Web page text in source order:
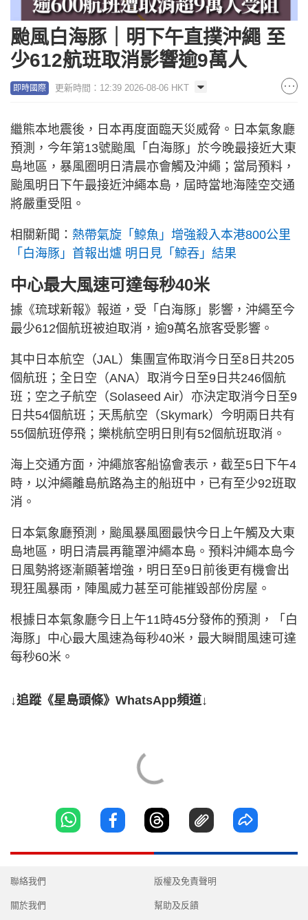
颱風白海豚｜明下午直撲沖繩 至
少612航班取消影響逾9萬人
即時國際 更新時間：12:39 2026-08-06 HKT
繼熊本地震後，日本再度面臨天災威脅。日本氣象廳
預測，今年第13號颱風「白海豚」於今晚最接近大東
島地區，暴風圈明日清晨亦會觸及沖繩；當局預料，
颱風明日下午最接近沖繩本島，屆時當地海陸空交通
將嚴重受阻。
相關新聞： 熱帶氣旋「鯨魚」增強殺入本港800公里
「白海豚」首報出爐 明日見「鯨吞」結果
中心最大風速可達每秒40米
據《琉球新報》報道，受「白海豚」影響，沖繩至今
最少612個航班被迫取消，逾9萬名旅客受影響。
其中日本航空（JAL）集團宣佈取消今日至8日共205
個航班；全日空（ANA）取消今日至9日共246個航
班；空之子航空（Solaseed Air）亦決定取消今日至9
日共54個航班；天馬航空（Skymark）今明兩日共有
55個航班停飛；樂桃航空明日則有52個航班取消。
海上交通方面，沖繩旅客船協會表示，截至5日下午4
時，以沖繩離島航路為主的船班中，已有至少92班取
消。
日本氣象廳預測，颱風暴風圈最快今日上午觸及大東
島地區，明日清晨再籠罩沖繩本島。預料沖繩本島今
日風勢將逐漸顯著增強，明日至9日前後更有機會出
現狂風暴雨，陣風威力甚至可能摧毀部份房屋。
根據日本氣象廳今日上午11時45分發佈的預測，「白
海豚」中心最大風速為每秒40米，最大瞬間風速可達
每秒60米。
↓追蹤《星島頭條》WhatsApp頻道↓
聯絡我們
關於我們
版權及免責聲明
幫助及反饋